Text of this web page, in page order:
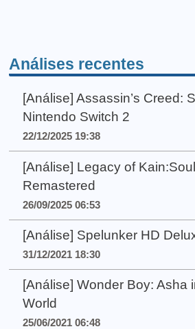
Análises recentes
[Análise] Assassin’s Creed:
Nintendo Switch 2
22/12/2025 19:38
[Análise] Legacy of
Remastered
26/09/2025 06:53
[Análise] Spelunker HD
31/12/2021 18:30
[Análise] Wonder Boy: Asha
World
25/06/2021 06:48